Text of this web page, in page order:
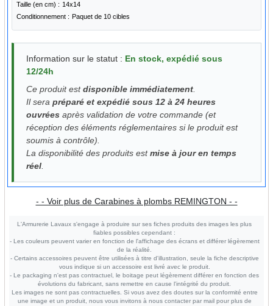
Taille (en cm) : 14x14
Conditionnement : Paquet de 10 cibles
Information sur le statut : En stock, expédié sous
12/24h
Ce produit estdisponible immédiatement.
Il serapréparé et expédié sous 12 à 24 heures
ouvrées après validation de votre commande (et
réception des éléments réglementaires si le produit est
soumis à contrôle).
La disponibilité des produits estmise à jour en temps
réel.
- - Voir plus de Carabines à plombs REMINGTON - -
L'Armurerie Lavaux s'engage à produire sur ses fiches produits des images les plus
fiables possibles cependant :
- Les couleurs peuvent varier en fonction de l'affichage des écrans et différer légèrement
de la réalité.
- Certains accessoires peuvent être utilisées à titre d'illustration, seule la fiche descriptive
vous indique si un accessoire est livré avec le produit.
- Le packaging n'est pas contractuel, le boitage peut légèrement différer en fonction des
évolutions du fabricant, sans remettre en cause l'intégrité du produit.
Les images ne sont pas contractuelles. Si vous avez des doutes sur la conformité entre
une image et un produit, nous vous invitons à nous contacter par mail pour plus de